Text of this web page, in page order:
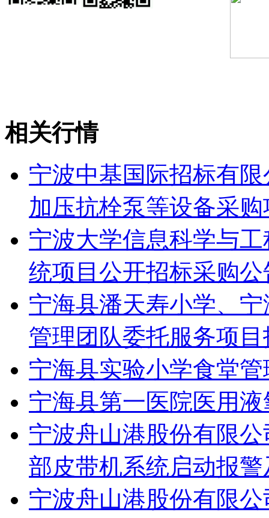
相关行情
宁波中基国际招标有
加压抗栓泵等设备采
宁波大学信息科学与
统项目公开招标采购公
宁海县潘天寿小学、
管理团队委托服务项
宁海县实验小学食堂
宁海县第一医院医用
宁波舟山港股份有限
部皮带机系统启动报
宁波舟山港股份有限